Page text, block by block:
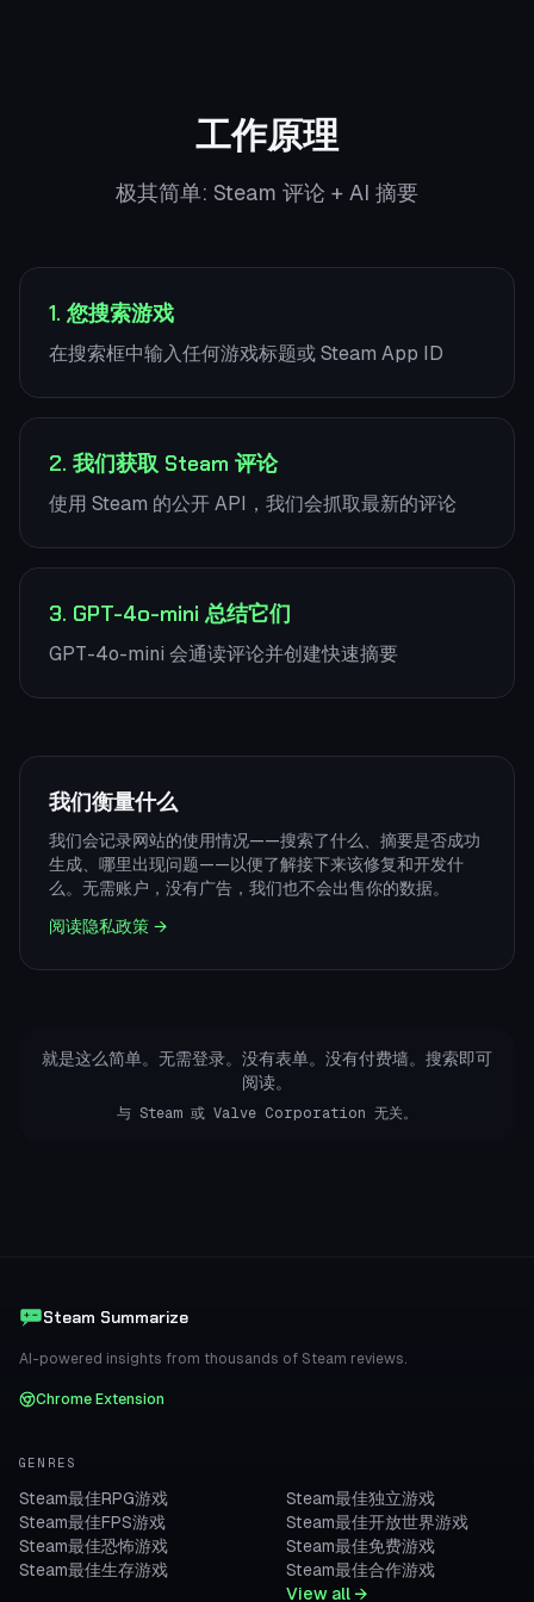
工作原理
极其简单: Steam 评论 + AI 摘要
1. 您搜索游戏
在搜索框中输入任何游戏标题或 Steam App ID
2. 我们获取 Steam 评论
使用 Steam 的公开 API，我们会抓取最新的评论
3. GPT-4o-mini 总结它们
GPT-4o-mini 会通读评论并创建快速摘要
我们衡量什么
我们会记录网站的使用情况——搜索了什么、摘要是否成功
生成、哪里出现问题——以便了解接下来该修复和开发什
么。无需账户，没有广告，我们也不会出售你的数据。
阅读隐私政策 →
就是这么简单。无需登录。没有表单。没有付费墙。搜索即可
阅读。
与 Steam 或 Valve Corporation 无关。
Steam Summarize
AI-powered insights from thousands of Steam reviews.
Chrome Extension
GENRES
Steam最佳RPG游戏
Steam最佳FPS游戏
Steam最佳恐怖游戏
Steam最佳生存游戏
Steam最佳独立游戏
Steam最佳开放世界游戏
Steam最佳免费游戏
Steam最佳合作游戏
View all →